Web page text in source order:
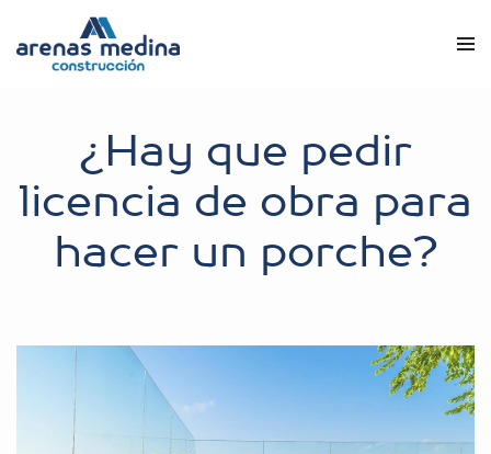
¿Hay que pedir
licencia de obra para
hacer un porche?